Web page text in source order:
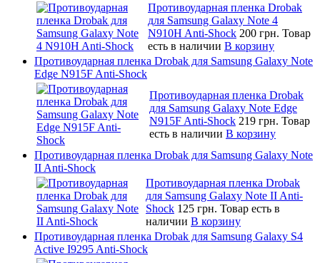
Противоударная пленка Drobak
для Samsung Galaxy Note 4
N910H Anti-Shock 200 грн. Товар
есть в наличии В корзину
Противоударная пленка Drobak для Samsung Galaxy Note
Edge N915F Anti-Shock
Противоударная пленка Drobak
для Samsung Galaxy Note Edge
N915F Anti-Shock 219 грн. Товар
есть в наличии В корзину
Противоударная пленка Drobak для Samsung Galaxy Note
II Anti-Shock
Противоударная пленка Drobak
для Samsung Galaxy Note II Anti-
Shock 125 грн. Товар есть в
наличии В корзину
Противоударная пленка Drobak для Samsung Galaxy S4
Active I9295 Anti-Shock